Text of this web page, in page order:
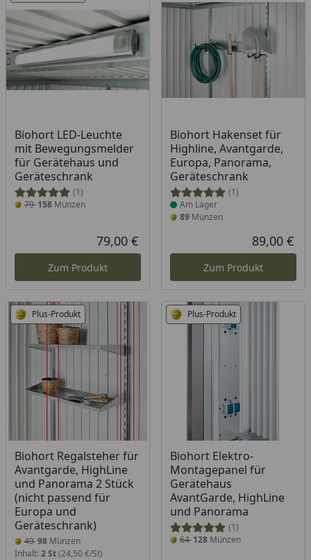
Biohort LED-Leuchte
mit Bewegungsmelder
für Gerätehaus und
Geräteschrank
(1)
79158 Münzen
Aktueller Preis
79,00 €
Zum Produkt
Biohort Hakenset für
Highline, Avantgarde,
Europa, Panorama,
Geräteschrank
(1)
Produkt am Lager
Am Lager
89Münzen
89,00 €
Zum Produkt
Plus-Produkt
Biohort Regalsteher für
Avantgarde, HighLine
und Panorama 2 Stück
(nicht passend für
Europa und
Geräteschrank)
4998 Münzen
Inhalt: 2 St(24,50 €/St)
Plus-Produkt
Biohort Elektro-
Montagepanel für
Gerätehaus
AvantGarde, HighLine
und Panorama
(1)
64128Münzen